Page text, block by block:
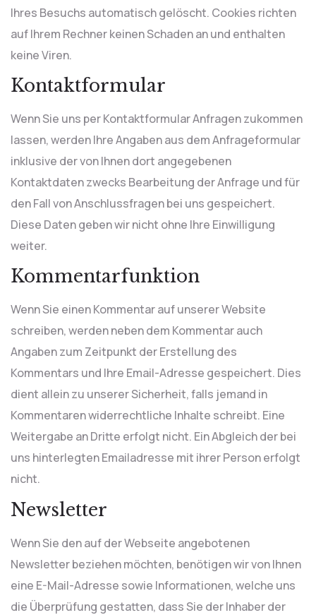
Ihres Besuchs automatisch gelöscht. Cookies richten
auf Ihrem Rechner keinen Schaden an und enthalten
keine Viren.
Kontaktformular
Wenn Sie uns per Kontaktformular Anfragen zukommen
lassen, werden Ihre Angaben aus dem Anfrageformular
inklusive der von Ihnen dort angegebenen
Kontaktdaten zwecks Bearbeitung der Anfrage und für
den Fall von Anschlussfragen bei uns gespeichert.
Diese Daten geben wir nicht ohne Ihre Einwilligung
weiter.
Kommentarfunktion
Wenn Sie einen Kommentar auf unserer Website
schreiben, werden neben dem Kommentar auch
Angaben zum Zeitpunkt der Erstellung des
Kommentars und Ihre Email-Adresse gespeichert. Dies
dient allein zu unserer Sicherheit, falls jemand in
Kommentaren widerrechtliche Inhalte schreibt. Eine
Weitergabe an Dritte erfolgt nicht. Ein Abgleich der bei
uns hinterlegten Emailadresse mit ihrer Person erfolgt
nicht.
Newsletter
Wenn Sie den auf der Webseite angebotenen
Newsletter beziehen möchten, benötigen wir von Ihnen
eine E-Mail-Adresse sowie Informationen, welche uns
die Überprüfung gestatten, dass Sie der Inhaber der